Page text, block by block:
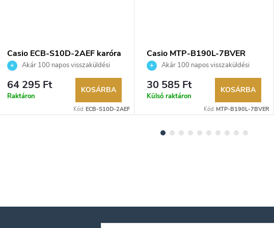
Casio ECB-S10D-2AEF karóra
Akár 100 napos visszaküldési
lehetőség. Hivatalos márkakereskedő.
64 295 Ft
Raktáron
KOSÁRBA
Kód: ECB-S10D-2AEF
Casio MTP-B190L-7BVER
karóraAkár 100 napos visszaküldési
lehetőség. Hivatalos márkakereskedő.
30 585 Ft
Külső raktáron
KOSÁRBA
Kód: MTP-B190L-7BVER